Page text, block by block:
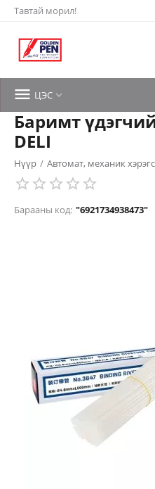
Тавтай морил!
 ЦЭС 
Баримт
DELI
Нүүр / Автомат, механик
Барааны код: "6921734938473"